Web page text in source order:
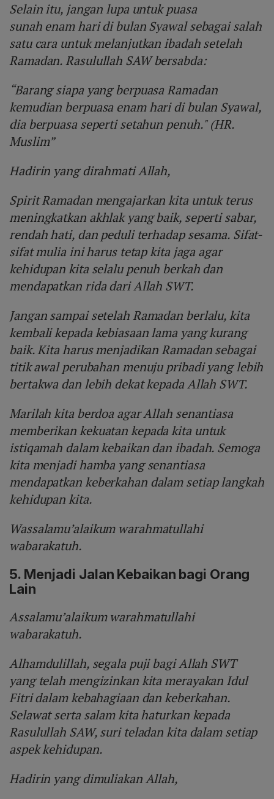
Selain itu, jangan lupa untuk puasa
sunah enam hari di bulan Syawal sebagai salah
satu cara untuk melanjutkan ibadah setelah
Ramadan. Rasulullah SAW bersabda:
“Barang siapa yang berpuasa Ramadan
kemudian berpuasa enam hari di bulan Syawal,
dia berpuasa seperti setahun penuh." (HR.
Muslim”
Hadirin yang dirahmati Allah,
Spirit Ramadan mengajarkan kita untuk terus
meningkatkan akhlak yang baik, seperti sabar,
rendah hati, dan peduli terhadap sesama. Sifat-
sifat mulia ini harus tetap kita jaga agar
kehidupan kita selalu penuh berkah dan
mendapatkan rida dari Allah SWT.
Jangan sampai setelah Ramadan berlalu, kita
kembali kepada kebiasaan lama yang kurang
baik. Kita harus menjadikan Ramadan sebagai
titik awal perubahan menuju pribadi yang lebih
bertakwa dan lebih dekat kepada Allah SWT.
Marilah kita berdoa agar Allah senantiasa
memberikan kekuatan kepada kita untuk
istiqamah dalam kebaikan dan ibadah. Semoga
kita menjadi hamba yang senantiasa
mendapatkan keberkahan dalam setiap langkah
kehidupan kita.
Wassalamu’alaikum warahmatullahi
wabarakatuh.
5. Menjadi Jalan Kebaikan bagi Orang
Lain
Assalamu’alaikum warahmatullahi
wabarakatuh.
Alhamdulillah, segala puji bagi Allah SWT
yang telah mengizinkan kita merayakan Idul
Fitri dalam kebahagiaan dan keberkahan.
Selawat serta salam kita haturkan kepada
Rasulullah SAW, suri teladan kita dalam setiap
aspek kehidupan.
Hadirin yang dimuliakan Allah,